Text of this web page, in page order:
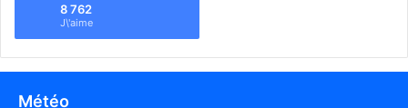
8 762
J\'aime
Météo